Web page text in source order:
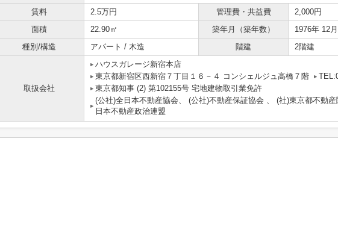
賃料 2.5万円 管理費・共益費
2,000円
面積
22.90㎡ 築年月（築年数）
1976年 12
種別/構造
アパート / 木造 階建 2階建
取扱会社
ハウスガレージ新宿本店
東京都新宿区西新宿７丁目１６－４ コンシェルジュ高橋７階
東京都知事 (2) 第102155号 宅地建物取引業免許
(公社)全日本不動産協会、 (公社)不動産保証協会 、 (社)東京都不動
日本不動産政治連盟